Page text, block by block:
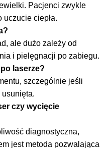
Pacjenci zwykle
ciepła.
ale dużo zależy od
i pielęgnacji po zabiegu.
laserze?
szczególnie jeśli
usunięta.
czy wycięcie
diagnostyczna,
jest metoda pozwalająca